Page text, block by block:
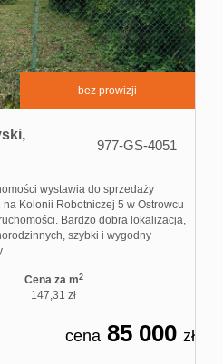
bez prowizji
977-GS-4051
wystawia do sprzedaży
Kolonii Robotniczej 5 w Ostrowcu
Bardzo dobra lokalizacja,
szybki i wygodny
...
Cena za m2
147,31 zł
cena 85 000 zł